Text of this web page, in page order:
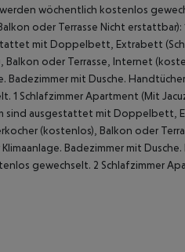
wöchentlich kostenlos
oder Terrasse Nicht
mit Doppelbett, Extrabett
oder Terrasse, Internet
Badezimmer mit Dusche.
1 Schlafzimmer Apartment (Mit
sind ausgestattet mit Doppelbett,
(kostenlos), Balkon oder
Badezimmer mit
gewechselt. 2 Schlafzimmer